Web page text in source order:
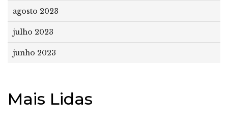
agosto 2023
julho 2023
junho 2023
Mais Lidas